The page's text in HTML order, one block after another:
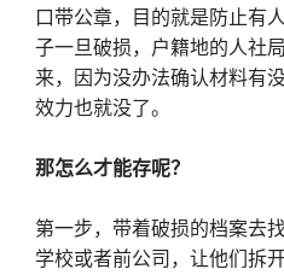
口带公章，目的就是防止有
子一旦破损，户籍地的人社
来，因为没办法确认材料有
效力也就没了。
那怎么才能存呢？
第一步，带着破损的档案去
学校或者前公司，让他们拆